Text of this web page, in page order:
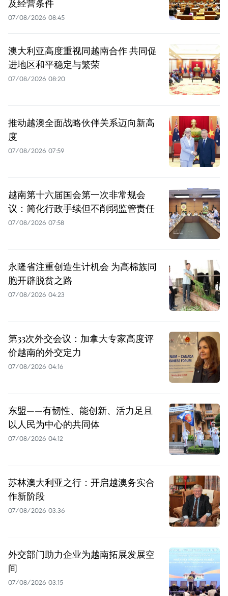
及经营条件
07/08/2026 08:45
澳大利亚高度重视同越南合作 共同促
进地区和平稳定与繁荣
07/08/2026 08:20
推动越澳全面战略伙伴关系迈向新高
度
07/08/2026 07:59
越南第十六届国会第一次非常规会
议：简化行政手续但不削弱监管责任
07/08/2026 07:58
永隆省注重创造生计机会 为高棉族同
胞开辟脱贫之路
07/08/2026 04:23
第33次外交会议：加拿大专家高度评
价越南的外交定力
07/08/2026 04:16
东盟——有韧性、能创新、活力足且
以人民为中心的共同体
07/08/2026 04:12
苏林澳大利亚之行：开启越澳务实合
作新阶段
07/08/2026 03:36
外交部门助力企业为越南拓展发展空
间
07/08/2026 03:15